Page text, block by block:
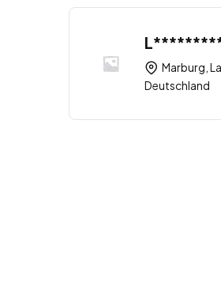
Marburg,
Deutschland